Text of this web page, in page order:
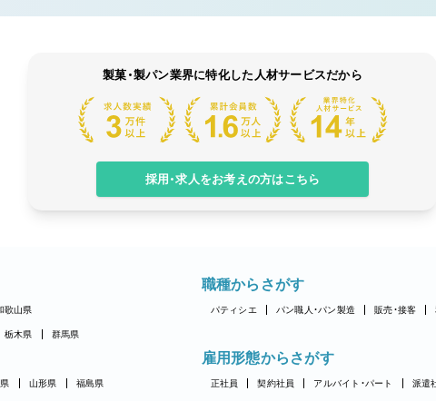
製菓・製パン業界に特化した人材サービスだから
採用・求人をお考えの方はこちら
歌山県
栃木県 群馬県
山形県 福島県
職種からさがす
パティシエ パン職人・パン製造 販売・接客
雇用形態からさがす
正社員 契約社員 アルバイト・パート 派遣